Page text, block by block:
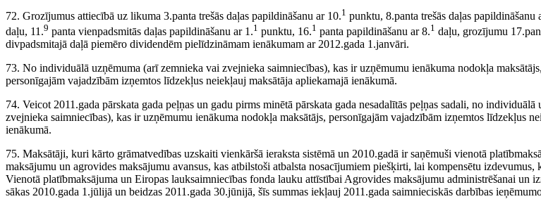
72. Grozījumus attiecībā uz likuma 3.panta trešās daļas papildināšanu ar 10.1 punktu, 8.panta trešās daļas papildināšanu
daļu, 11.9 panta vienpadsmitās daļas papildināšanu ar 1.1 punktu, 16.1 panta papildināšanu ar 8.1 daļu, grozījumu
divpadsmitajā daļā piemēro dividendēm pielīdzināmam ienākumam ar 2012.gada 1.janvāri.
73. No individuālā uzņēmuma (arī zemnieka vai zvejnieka saimniecības), kas ir uzņēmumu ienākuma nodokļa
personīgajām vajadzībām izņemtos līdzekļus neiekļauj maksātāja apliekamajā ienākumā.
74. Veicot 2011.gada pārskata gada peļņas un gadu pirms minētā pārskata gada nesadalītās peļņas sadali, no
zvejnieka saimniecības), kas ir uzņēmumu ienākuma nodokļa maksātājs, personīgajām vajadzībām izņemtos līdzekļus
ienākumā.
75. Maksātāji, kuri kārto grāmatvedības uzskaiti vienkāršā ieraksta sistēmā un 2010.gadā ir saņēmuši vienotā
maksājumu un agrovides maksājumu avansus, kas atbilstoši atbalsta nosacījumiem piešķirti, lai kompensētu izdevumus,
Vienotā platībmaksājuma un Eiropas lauksaimniecības fonda lauku attīstībai Agrovides maksājumu administrēšanai un
sākas 2010.gada 1.jūlijā un beidzas 2011.gada 30.jūnijā, šīs summas iekļauj 2011.gada saimnieciskās darbības